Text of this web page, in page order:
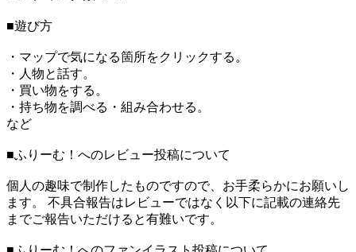
■遊び方
・マップで気になる箇所をクリックする。
・人物と話す。
・買い物をする。
・持ち物を調べる・組み合わせる。
など
■ふりーむ！へのレビュー投稿について
個人の趣味で制作したものですので、お手柔らかにお願いし
ます。 不具合報告はレビューではなく以下に記載の連絡先
までご報告いただけると有難いです。